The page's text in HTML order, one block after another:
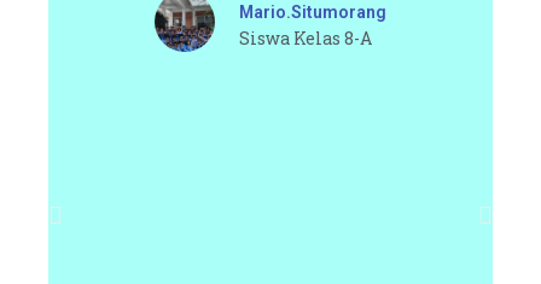
Mario.situmorang
Siswa Kelas 8-A